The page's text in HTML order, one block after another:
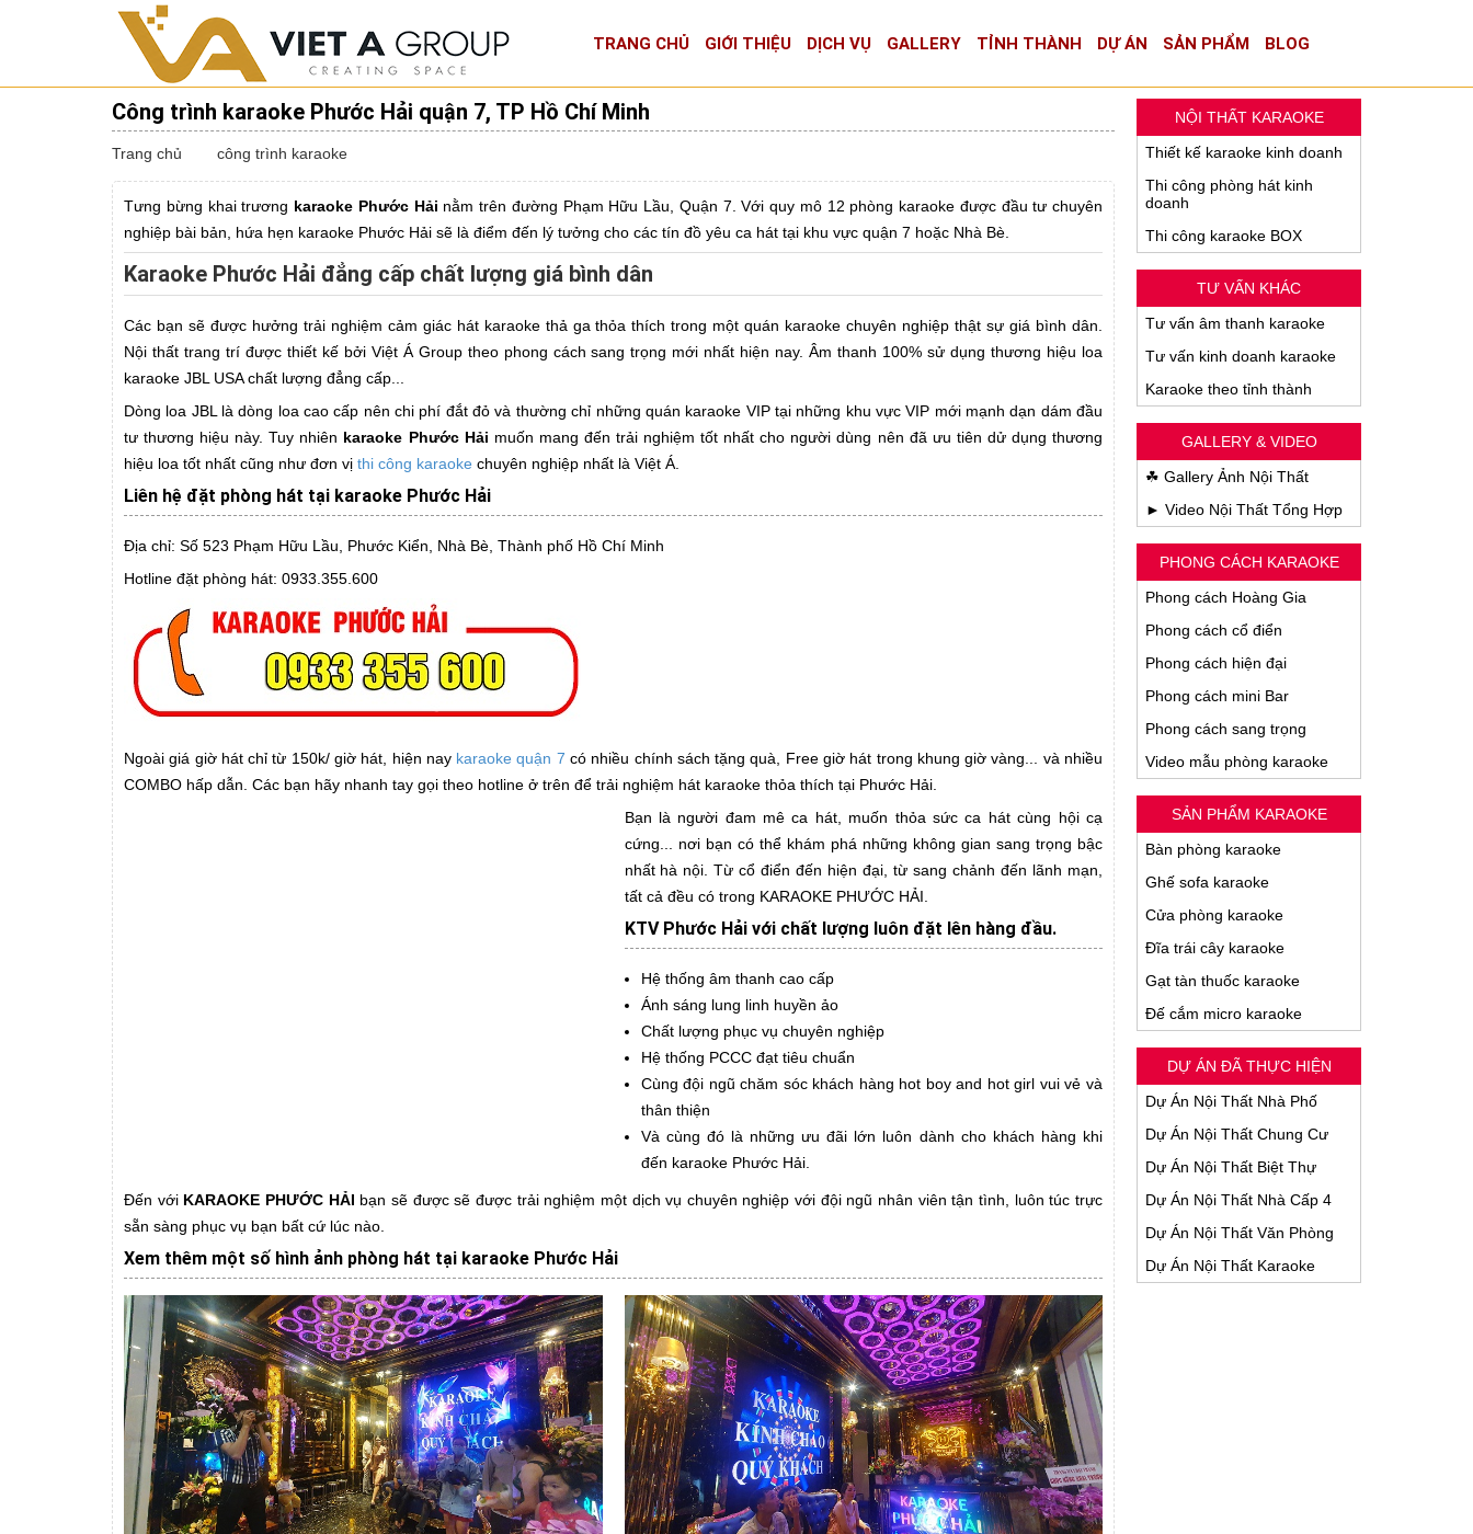
TRANG CHỦ GIỚI THIỆU DỊCH VỤ GALLERY TỈNH THÀNH DỰ ÁN SẢN PHẨM BLOG
Công trình karaoke Phước Hải quận 7, TP Hồ Chí Minh
Trang chủ công trình karaoke
Tưng bừng khai trương karaoke Phước Hải nằm trên đường Phạm Hữu Lầu, Quận 7. Với quy mô 12 phòng karaoke được đầu tư chuyên
nghiệp bài bản, hứa hẹn karaoke Phước Hải sẽ là điểm đến lý tưởng cho các tín đồ yêu ca hát tại khu vực quận 7 hoặc Nhà Bè.
Karaoke Phước Hải đẳng cấp chất lượng giá bình dân
Các bạn sẽ được hưởng trải nghiệm cảm giác hát karaoke thả ga thỏa thích trong một quán karaoke chuyên nghiệp thật sự giá bình dân.
Nội thất trang trí được thiết kế bởi Việt Á Group theo phong cách sang trọng mới nhất hiện nay. Âm thanh 100% sử dụng thương hiệu loa
karaoke JBL USA chất lượng đẳng cấp...
Dòng loa JBL là dòng loa cao cấp nên chi phí đắt đỏ và thường chỉ những quán karaoke VIP tại những khu vực VIP mới mạnh dạn dám đầu
tư thương hiệu này. Tuy nhiên karaoke Phước Hải muốn mang đến trải nghiệm tốt nhất cho người dùng nên đã ưu tiên dử dụng thương
hiệu loa tốt nhất cũng như đơn vị thi công karaoke chuyên nghiệp nhất là Việt Á.
Liên hệ đặt phòng hát tại karaoke Phước Hải
Địa chỉ: Số 523 Phạm Hữu Lầu, Phước Kiển, Nhà Bè, Thành phố Hồ Chí Minh
Hotline đặt phòng hát: 0933.355.600
Ngoài giá giờ hát chỉ từ 150k/ giờ hát, hiện nay karaoke quận 7 có nhiều chính sách tặng quà, Free giờ hát trong khung giờ vàng... và nhiều
COMBO hấp dẫn. Các bạn hãy nhanh tay gọi theo hotline ở trên để trải nghiệm hát karaoke thỏa thích tại Phước Hải.
Bạn là người đam mê ca hát, muốn thỏa sức ca hát cùng hội cạ
cứng... nơi bạn có thể khám phá những không gian sang trọng bậc
nhất hà nội. Từ cổ điển đến hiện đại, từ sang chảnh đến lãnh mạn,
tất cả đều có trong KARAOKE PHƯỚC HẢI.
KTV Phước Hải với chất lượng luôn đặt lên hàng đầu.
Hệ thống âm thanh cao cấp
Ánh sáng lung linh huyền ảo
Chất lượng phục vụ chuyên nghiệp
Hệ thống PCCC đạt tiêu chuẩn
Cùng đội ngũ chăm sóc khách hàng hot boy and hot girl vui vẻ và
thân thiện
Và cùng đó là những ưu đãi lớn luôn dành cho khách hàng khi
đến karaoke Phước Hải.
Đến với KARAOKE PHƯỚC HẢI bạn sẽ được sẽ được trải nghiệm một dịch vụ chuyên nghiệp với đội ngũ nhân viên tận tình, luôn túc trực
sẵn sàng phục vụ bạn bất cứ lúc nào.
Xem thêm một số hình ảnh phòng hát tại karaoke Phước Hải
NỘI THẤT KARAOKE
Thiết kế karaoke kinh doanh
Thi công phòng hát kinh
doanh
Thi công karaoke BOX
TƯ VẤN KHÁC
Tư vấn âm thanh karaoke
Tư vấn kinh doanh karaoke
Karaoke theo tỉnh thành
GALLERY & VIDEO
☘ Gallery Ảnh Nội Thất
► Video Nội Thất Tổng Hợp
PHONG CÁCH KARAOKE
Phong cách Hoàng Gia
Phong cách cổ điển
Phong cách hiện đại
Phong cách mini Bar
Phong cách sang trọng
Video mẫu phòng karaoke
SẢN PHẨM KARAOKE
Bàn phòng karaoke
Ghế sofa karaoke
Cửa phòng karaoke
Đĩa trái cây karaoke
Gạt tàn thuốc karaoke
Đế cắm micro karaoke
DỰ ÁN ĐÃ THỰC HIỆN
Dự Án Nội Thất Nhà Phố
Dự Án Nội Thất Chung Cư
Dự Án Nội Thất Biệt Thự
Dự Án Nội Thất Nhà Cấp 4
Dự Án Nội Thất Văn Phòng
Dự Án Nội Thất Karaoke